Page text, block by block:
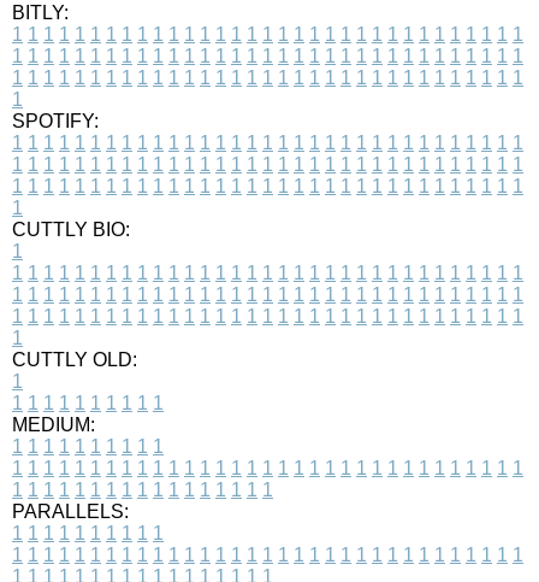
BITLY:
1 1 1 1 1 1 1 1 1 1 1 1 1 1 1 1 1 1 1 1 1 1 1 1 1 1 1 1 1 1 1 1 1
1 1 1 1 1 1 1 1 1 1 1 1 1 1 1 1 1 1 1 1 1 1 1 1 1 1 1 1 1 1 1 1 1
1 1 1 1 1 1 1 1 1 1 1 1 1 1 1 1 1 1 1 1 1 1 1 1 1 1 1 1 1 1 1 1 1
1
SPOTIFY:
1 1 1 1 1 1 1 1 1 1 1 1 1 1 1 1 1 1 1 1 1 1 1 1 1 1 1 1 1 1 1 1 1
1 1 1 1 1 1 1 1 1 1 1 1 1 1 1 1 1 1 1 1 1 1 1 1 1 1 1 1 1 1 1 1 1
1 1 1 1 1 1 1 1 1 1 1 1 1 1 1 1 1 1 1 1 1 1 1 1 1 1 1 1 1 1 1 1 1
1
CUTTLY BIO:
1
1 1 1 1 1 1 1 1 1 1 1 1 1 1 1 1 1 1 1 1 1 1 1 1 1 1 1 1 1 1 1 1 1
1 1 1 1 1 1 1 1 1 1 1 1 1 1 1 1 1 1 1 1 1 1 1 1 1 1 1 1 1 1 1 1 1
1 1 1 1 1 1 1 1 1 1 1 1 1 1 1 1 1 1 1 1 1 1 1 1 1 1 1 1 1 1 1 1 1
1
CUTTLY OLD:
1
1 1 1 1 1 1 1 1 1 1
MEDIUM:
1 1 1 1 1 1 1 1 1 1
1 1 1 1 1 1 1 1 1 1 1 1 1 1 1 1 1 1 1 1 1 1 1 1 1 1 1 1 1 1 1 1 1
1 1 1 1 1 1 1 1 1 1 1 1 1 1 1 1 1
PARALLELS:
1 1 1 1 1 1 1 1 1 1
1 1 1 1 1 1 1 1 1 1 1 1 1 1 1 1 1 1 1 1 1 1 1 1 1 1 1 1 1 1 1 1 1
1 1 1 1 1 1 1 1 1 1 1 1 1 1 1 1 1